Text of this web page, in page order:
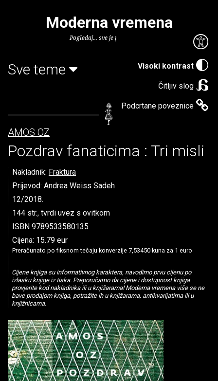
Visoki kontrast
Čitljiv slog
Podcrtane poveznice
Moderna vremena
Pogledaj... sve je puno knjiga.
Sve teme
AMOS OZ
Pozdrav fanaticima : Tri misli
Nakladnik: Fraktura
Prijevod: Andrea Weiss Sadeh
12/2018.
144 str., tvrdi uvez s ovitkom
ISBN 9789533580135
Cijena: 15.79 eur
Preračunato po fiksnom tečaju konverzije 7,53450 kuna za 1 euro
Cijene knjiga su informativnog karaktera, navodimo prvu cijenu po
izlasku knjige iz tiska. Preporučamo da cijene i dostupnost knjiga
provjerite kod nakladnika ili u knjižarama! Moderna vremena više se ne
bave prodajom knjiga, potražite ih u knjižarama, antikvarijatima ili u
knjižnicama.